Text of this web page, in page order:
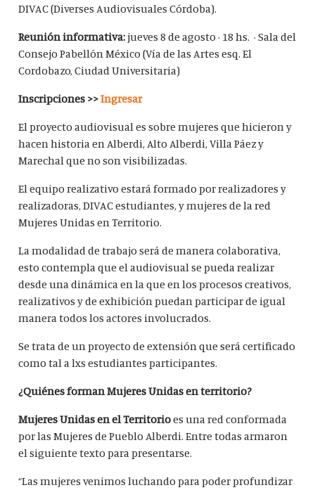
DIVAC (Diverses Audiovisuales Córdoba).
Reunión informativa:jueves 8 de agosto · 18 hs. · Sala del
Consejo Pabellón México (Vía de las Artes esq. El
Cordobazo, Ciudad Universitaria)
Inscripciones >>Ingresar
El proyecto audiovisual es sobre mujeres que hicieron y
hacen historia en Alberdi, Alto Alberdi, Villa Páez y
Marechal que no son visibilizadas.
El equipo realizativo estará formado por realizadores y
realizadoras, DIVAC estudiantes, y mujeres de la red
Mujeres Unidas en Territorio.
La modalidad de trabajo será de manera colaborativa,
esto contempla que el audiovisual se pueda realizar
desde una dinámica en la que en los procesos creativos,
realizativos y de exhibición puedan participar de igual
manera todos los actores involucrados.
Se trata de un proyecto de extensión que será certificado
como tal a lxs estudiantes participantes.
¿Quiénes forman Mujeres Unidas en territorio?
Mujeres Unidas en el Territorioes una red conformada
por las Mujeres de Pueblo Alberdi. Entre todas armaron
el siguiente texto para presentarse.
“Las mujeres venimos luchando para poder profundizar